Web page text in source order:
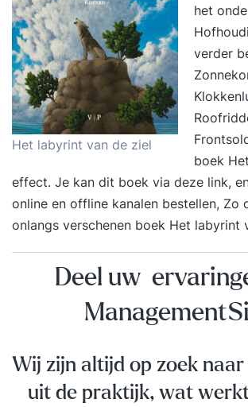
Het labyrint van de ziel
het
verder
boek
effect. Je kan dit boek via deze link,
online en offline kanalen bestellen, Zo
onlangs verschenen boek Het labyrint
Deel uw
Wij zijn altijd op zoek
uit de praktijk, wat